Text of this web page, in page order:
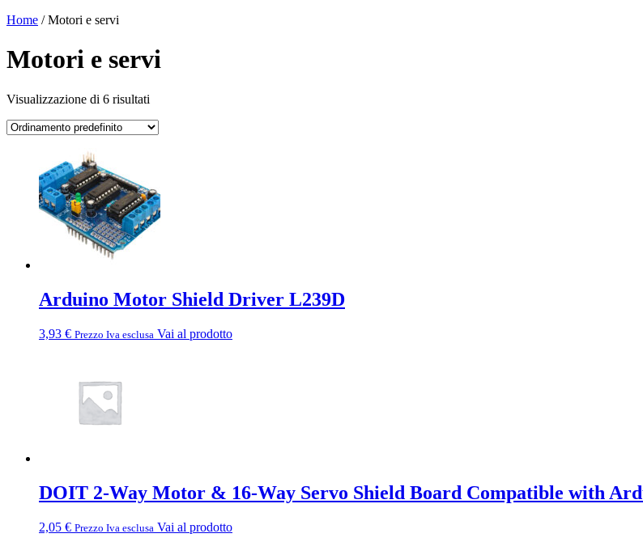
Home / Motori e servi
Motori e servi
Visualizzazione di 6 risultati
Arduino Motor Shield Driver L239D
3,93 € Prezzo Iva esclusa Vai al prodotto
DOIT 2-Way Motor & 16-Way Servo Shield Board Compatible with
2,05 € Prezzo Iva esclusa Vai al prodotto